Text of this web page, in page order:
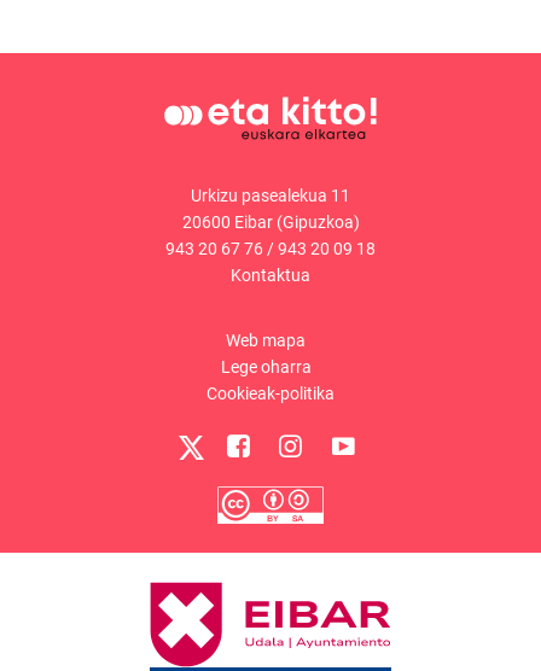
Urkizu pasealekua 11
20600 Eibar (Gipuzkoa)
943 20 67 76 /943 20 09 18
Kontaktua
Web mapa
Lege oharra
Cookieak-politika